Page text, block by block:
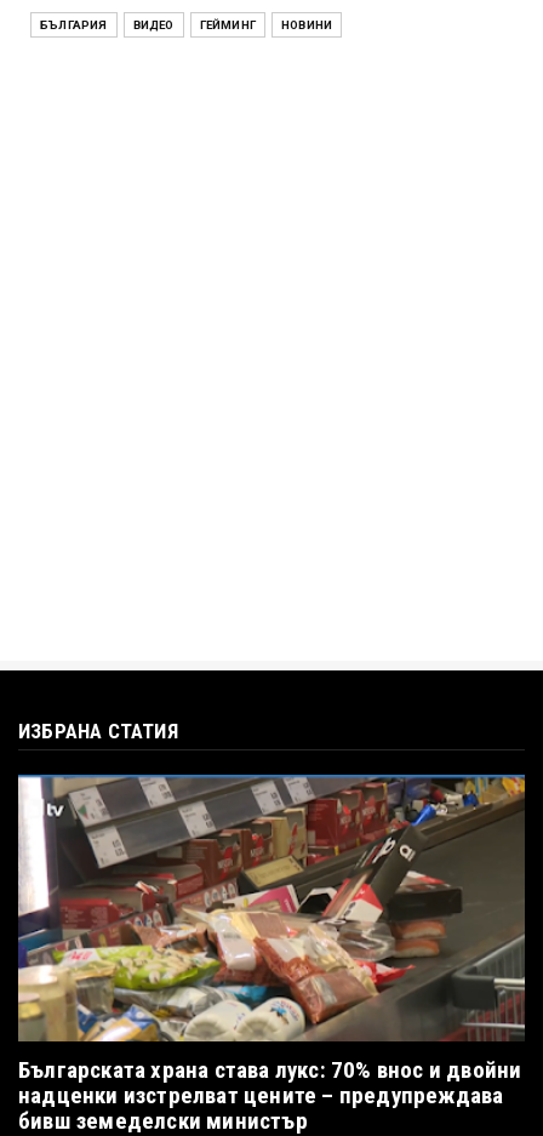
Без милост! Испания пречупи Франция и е
БЪЛГАРИЯ ВИДЕО ГЕЙМИНГ НОВИНИ
ИЗБРАНА СТАТИЯ
Българската храна става лукс: 70% внос и двойни
надценки изстрелват цените – предупреждава
бивш земеделски министър